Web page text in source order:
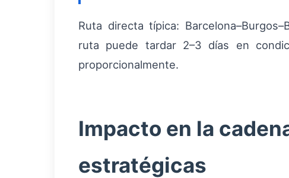
Ruta directa típica:
ruta puede tardar 2–3 días en
proporcionalmente.
Impacto en la
estratégicas